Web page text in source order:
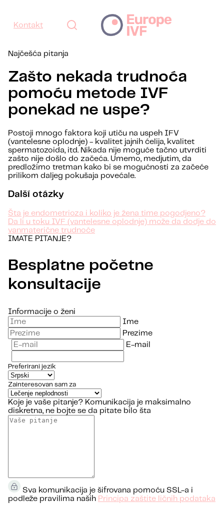
Kontakt
Najčešća pitanja
Zašto nekada trudnoća
pomoću metode IVF
ponekad ne uspe?
Postoji mnogo faktora koji utiču na uspeh IFV
(vantelesne oplodnje) - kvalitet jajnih ćelija, kvalitet
spermatozoida, itd. Nikada nije moguće tačno utvrditi
zašto nije došlo do začeća. Umemo, medjutim, da
predložimo tretman kako bi se mogućnosti za začeće
prilikom daljeg pokušaja povećale.
Další otázky
Šta je endometrioza i koliko je žena time pogodjeno?
Da li u toku IVF (vantelesne oplodnje) može da dodje do
vanmaterične trudnoće
IMATE PITANJE?
Besplatne početne
konsultacije
Informacije o ženi
Ime
Prezime
E-mail
Preferirani jezik
Zainteresovan sam za
Koje je vaše pitanje? Komunikacija je maksimalno
diskretna, ne bojte se da pitate bilo šta
Sva komunikacija je šifrovana pomoću SSL-a i
podleže pravilima naših Principa zaštite ličnih podataka